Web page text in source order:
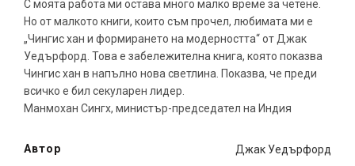
С моята работа ми остава много малко време за четене.
Но от малкото книги, които съм прочел, любимата ми е
„Чингис хан и формирането на модерността“ от Джак
Уедърфорд. Това е забележителна книга, която показва
Чингис хан в напълно нова светлина. Показва, че преди
всичко е бил секуларен лидер.
Манмохан Сингх, министър-председател на Индия
Автор Джак Уедърфорд